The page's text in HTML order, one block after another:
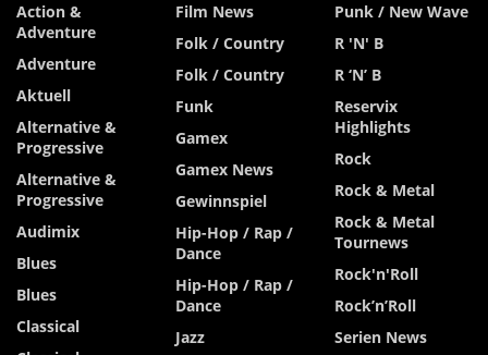
Action &
Adventure
Adventure
Aktuell
Alternative &
Progressive
Alternative &
Progressive
Audimix
Blues
Blues
Classical
Film News
Folk / Country
Folk / Country
Funk
Gamex
Gamex News
Gewinnspiel
Hip-Hop / Rap /
Dance
Hip-Hop / Rap /
Dance
Jazz
Punk / New Wave
R 'n' B
R ‘n’ B
Reservix
Highlights
Rock
Rock & Metal
Rock & Metal
Tournews
Rock'n'Roll
Rock’n’Roll
Serien News